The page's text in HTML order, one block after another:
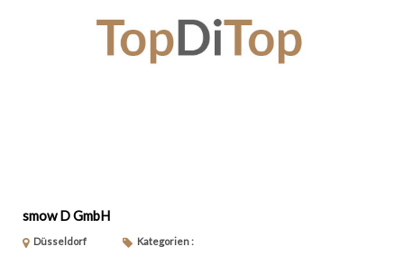
smow D GmbH
Düsseldorf Kategorien :